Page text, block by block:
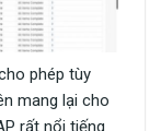
phép tùy
mang lại cho
rất nổi tiếng